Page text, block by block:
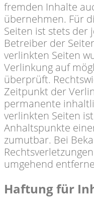
fremden Inhalte
übernehmen. Für
Seiten ist stets der
Betreiber der
verlinkten Seiten
Verlinkung auf
überprüft.
Zeitpunkt der
permanente
verlinkten Seiten
Anhaltspunkte
zumutbar. Bei
umgehend
Haftung für